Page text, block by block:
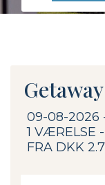
Getaway
09-08-2026
1 VÆRELSE -
FRA DKK